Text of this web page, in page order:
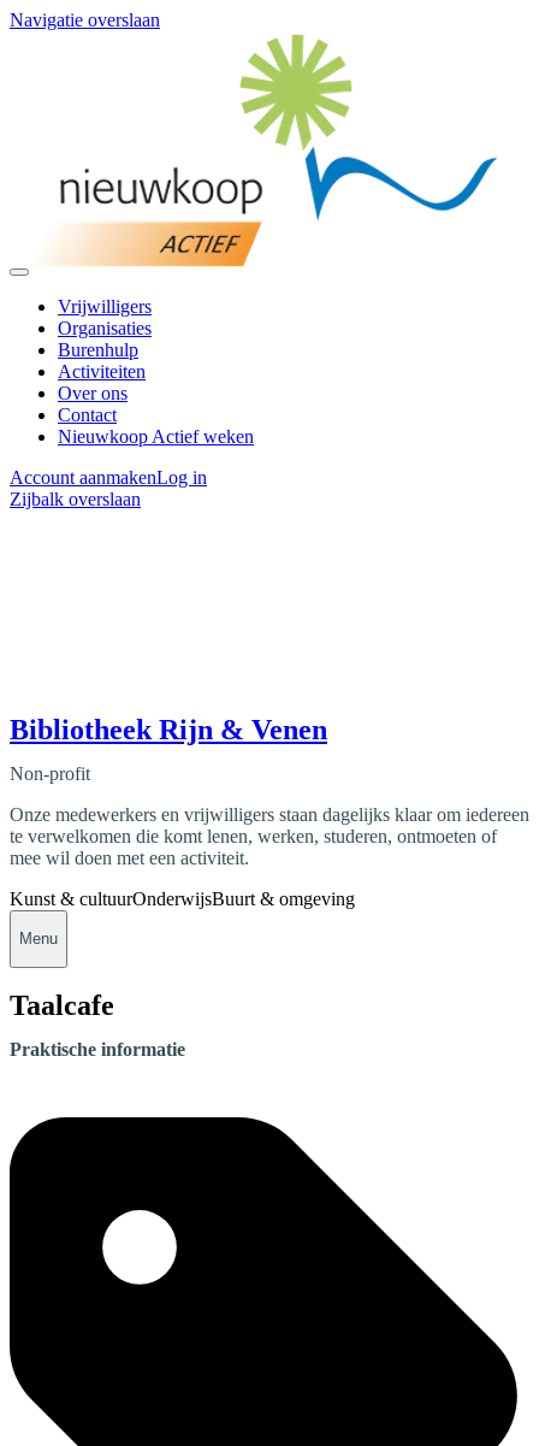
Navigatie overslaan
Vrijwilligers
Organisaties
Burenhulp
Activiteiten
Over ons
Contact
Nieuwkoop Actief weken
Account aanmakenLog in
Zijbalk overslaan
Bibliotheek Rijn & Venen
Non-profit
Onze medewerkers en vrijwilligers staan dagelijks klaar om iedereen
te verwelkomen die komt lenen, werken, studeren, ontmoeten of
mee wil doen met een activiteit.
Kunst & cultuurOnderwijsBuurt & omgeving
Menu
Taalcafe
Praktische informatie